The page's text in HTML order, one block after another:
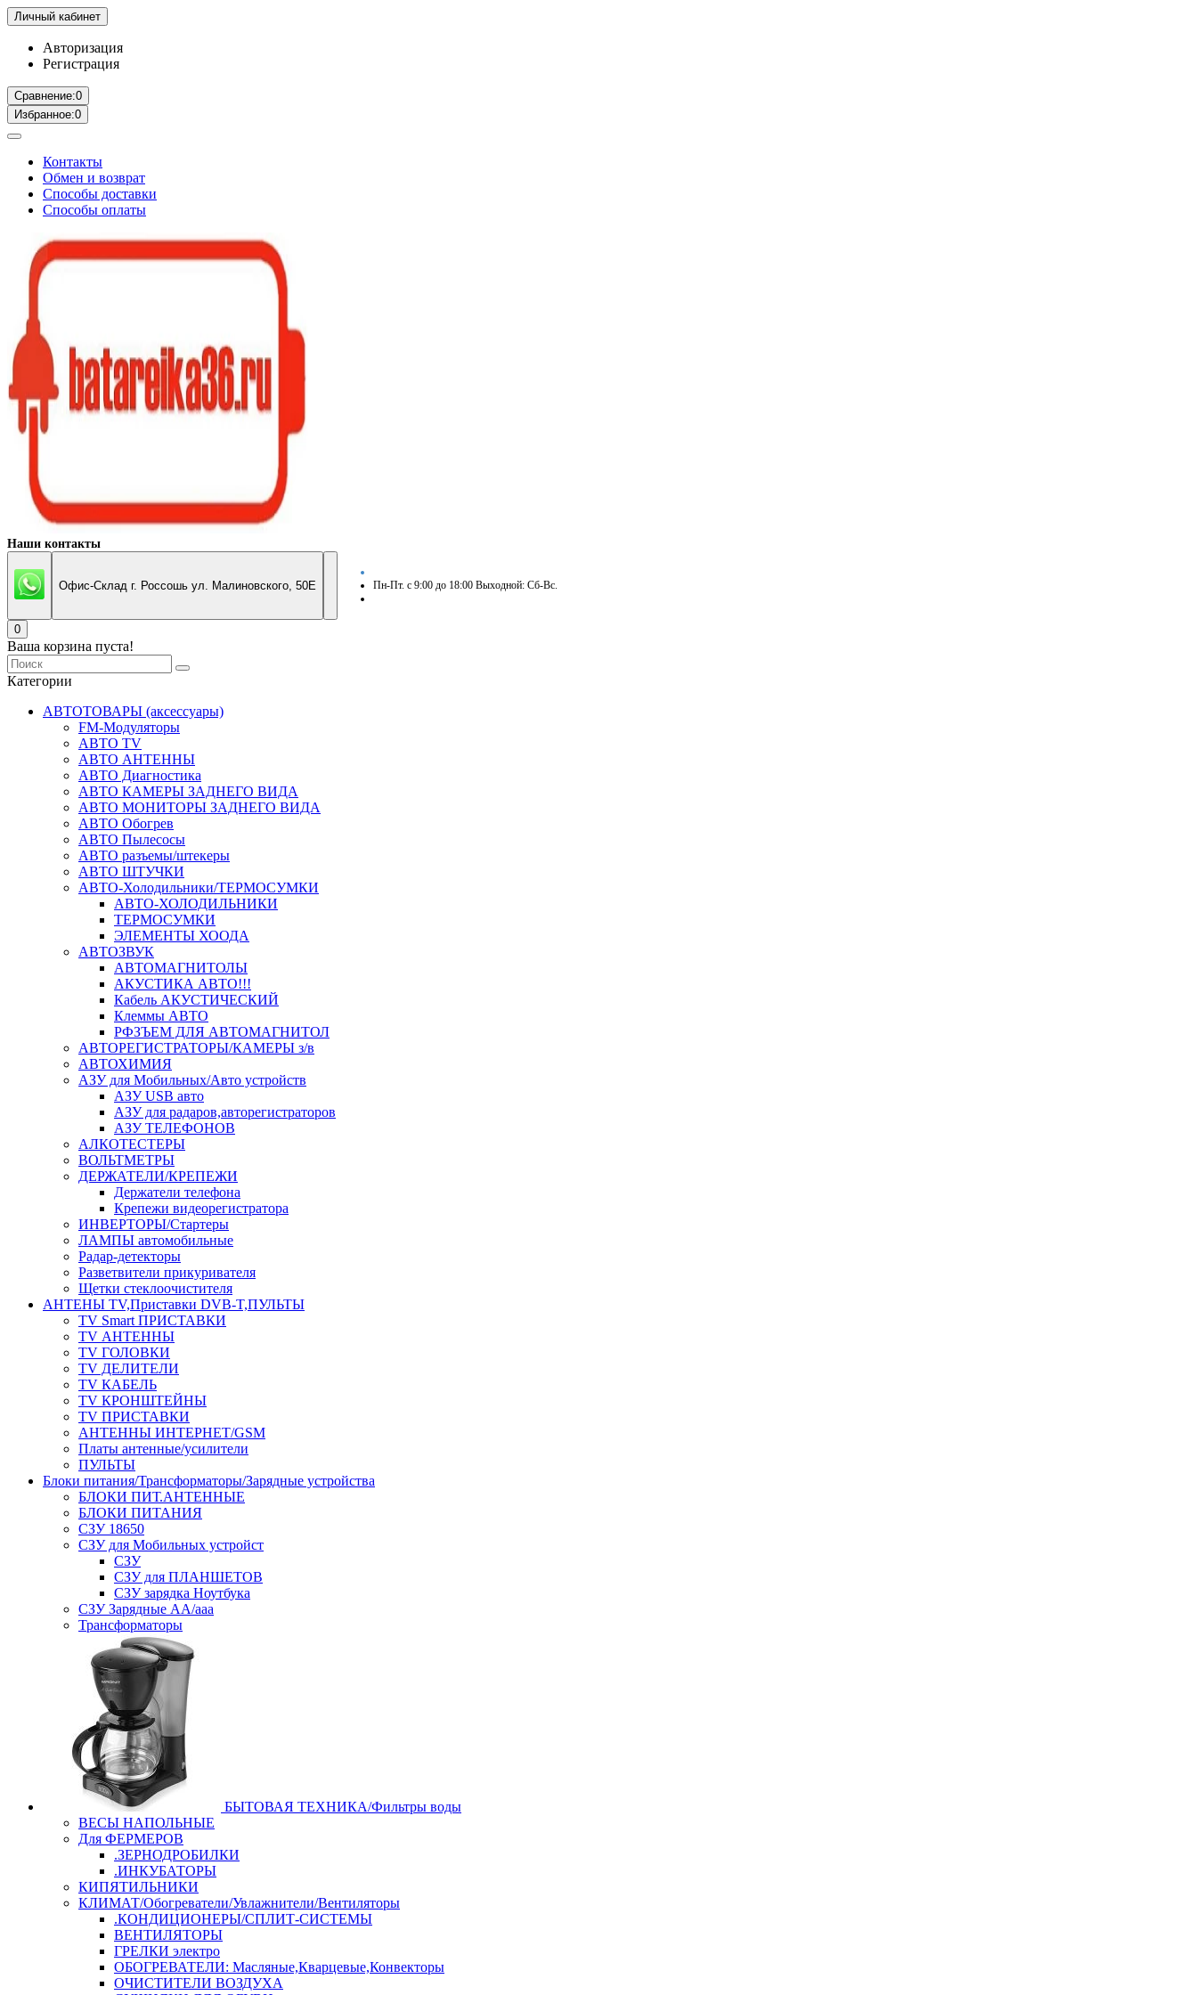
Личный кабинет
Авторизация
Регистрация
Сравнение:0
Избранное:0
Контакты
Обмен и возврат
Способы доставки
Способы оплаты
Наши контакты
Офис-Склад г. Россошь ул. Малиновского, 50Е Пн-Пт. с 9:00 до 18:00 Выходной: Сб-Вс.
0
Ваша корзина пуста!
Категории
АВТОТОВАРЫ (аксессуары)
FM-Модуляторы
АВТО TV
АВТО АНТЕННЫ
АВТО Диагностика
АВТО КАМЕРЫ ЗАДНЕГО ВИДА
АВТО МОНИТОРЫ ЗАДНЕГО ВИДА
АВТО Обогрев
АВТО Пылесосы
АВТО разъемы/штекеры
АВТО ШТУЧКИ
АВТО-Холодильники/ТЕРМОСУМКИ
АВТО-ХОЛОДИЛЬНИКИ
ТЕРМОСУМКИ
ЭЛЕМЕНТЫ ХООДА
АВТОЗВУК
АВТОМАГНИТОЛЫ
АКУСТИКА АВТО!!!
Кабель АКУСТИЧЕСКИЙ
Клеммы АВТО
РФЗЪЕМ ДЛЯ АВТОМАГНИТОЛ
АВТОРЕГИСТРАТОРЫ/КАМЕРЫ з/в
АВТОХИМИЯ
АЗУ для Мобильных/Авто устройств
АЗУ USB авто
АЗУ для радаров,авторегистраторов
АЗУ ТЕЛЕФОНОВ
АЛКОТЕСТЕРЫ
ВОЛЬТМЕТРЫ
ДЕРЖАТЕЛИ/КРЕПЕЖИ
Держатели телефона
Крепежи видеорегистратора
ИНВЕРТОРЫ/Стартеры
ЛАМПЫ автомобильные
Радар-детекторы
Разветвители прикуривателя
Щетки стеклоочистителя
АНТЕНЫ ТV,Приставки DVB-T,ПУЛЬТЫ
TV Smart ПРИСТАВКИ
TV АНТЕННЫ
TV ГОЛОВКИ
TV ДЕЛИТЕЛИ
TV КАБЕЛЬ
TV КРОНШТЕЙНЫ
TV ПРИСТАВКИ
АНТЕННЫ ИНТЕРНЕТ/GSM
Платы антенные/усилители
ПУЛЬТЫ
Блоки питания/Трансформаторы/Зарядные устройства
БЛОКИ ПИТ.АНТЕННЫЕ
БЛОКИ ПИТАНИЯ
СЗУ 18650
СЗУ для Мобильных устройст
СЗУ
СЗУ для ПЛАНШЕТОВ
СЗУ зарядка Ноутбука
СЗУ Зарядные АА/ааа
Трансформаторы
БЫТОВАЯ ТЕХНИКА/Фильтры воды
ВЕСЫ НАПОЛЬНЫЕ
Для ФЕРМЕРОВ
.ЗЕРНОДРОБИЛКИ
.ИНКУБАТОРЫ
КИПЯТИЛЬНИКИ
КЛИМАТ/Обогреватели/Увлажнители/Вентиляторы
.КОНДИЦИОНЕРЫ/СПЛИТ-СИСТЕМЫ
ВЕНТИЛЯТОРЫ
ГРЕЛКИ электро
ОБОГРЕВАТЕЛИ: Масляные,Кварцевые,Конвекторы
ОЧИСТИТЕЛИ ВОЗДУХА